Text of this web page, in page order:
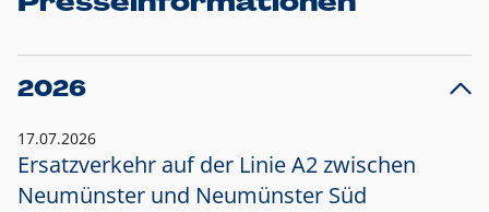
2026
17.07.2026
Ersatzverkehr auf der Linie A2 zwischen
Neumünster und Neumünster Süd